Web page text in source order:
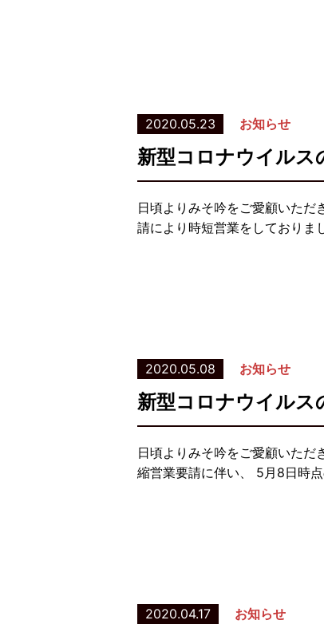
2020.05.23 お知らせ
新型コロナウイルス
日頃よりみそ吟をご愛顧いた
請により時短営業をしておりま
2020.05.08 お知らせ
新型コロナウイルス
日頃よりみそ吟をご愛顧いた
縮営業要請に伴い、 5月8日時
2020.04.17 お知らせ